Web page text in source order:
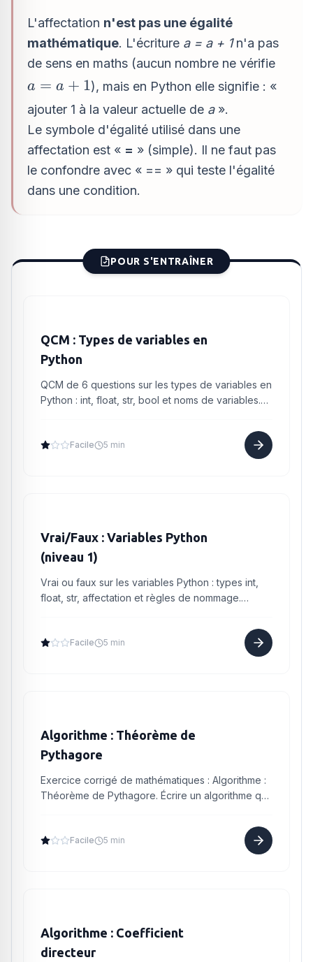
L'affectation n'est pas une égalité
mathématique. L'écriture a = a + 1n'a pas
de sens en maths (aucun nombre ne vérifie
a
=
a
+
1
a = a + 1), mais en Python elle signifie : «
ajouter 1 à la valeur actuelle de a».
Le symbole d'égalité utilisé dans une
affectation est « = » (simple). Il ne faut pas
le confondre avec « == » qui teste l'égalité
dans une condition.
POUR S'ENTRAÎNER
QCM : Types de variables en
Python
QCM de 6 questions sur les types de variables en
Python : int, float, str, bool et noms de variables.
Facile 5 min
Vrai/Faux : Variables Python
(niveau 1)
Vrai ou faux sur les variables Python : types int,
float, str, affectation et règles de nommage.
Facile 5 min
Algorithme : Théorème de
Pythagore
Exercice corrigé de mathématiques : Algorithme :
Théorème de Pythagore. Écrire un algorithme qui
Facile 5 min
Algorithme : Coefficient
directeur